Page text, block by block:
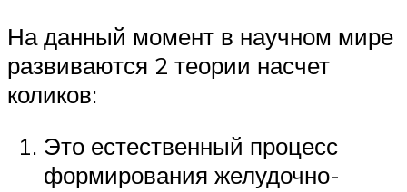
На данный момент в научном мире
развиваются 2 теории насчет
коликов:
Это естественный процесс
формирования желудочно-